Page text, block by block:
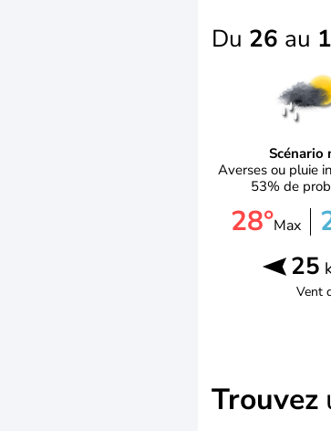
Du 26 au
Scénario
Averses ou pluie
53% de
28°Max
25
Vent
Trouvez